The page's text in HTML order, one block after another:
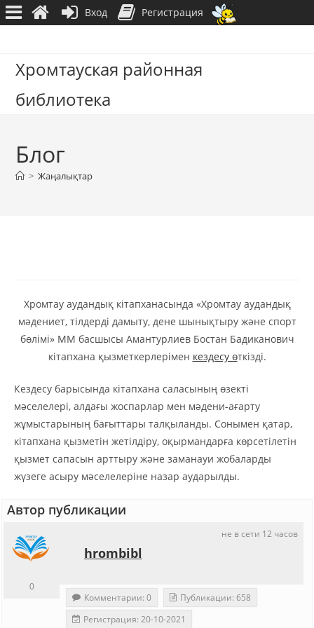
содержимому
Хромтауская районная
библиотека
Блог
> Жаңалықтар
Хромтау аудандық кітапханасында «Хромтау аудандық
мәдениет, тілдерді дамыту, дене шынықтыру және спорт
бөлімі» ММ басшысы Амантурлиев Бостан Бадиканович
кітапхана қызметкерлерімен кездесу өткізді.
Кездесу барысында кітапхана саласының өзекті
мәселелері, алдағы жоспарлар мен мәдени-ағарту
жұмыстарының бағыттары талқыланды. Сонымен қатар,
кітапхана қызметін жетілдіру, оқырмандарға көрсетілетін
қызмет сапасын арттыру және заманауи жобаларды
жүзеге асыру мәселелеріне назар аударылды.
Автор публикации
не в сети 12 часов
hrombibl
0
Комментарии: 0
Публикации: 658
Регистрация: 20-10-2021
Вход Регистрация